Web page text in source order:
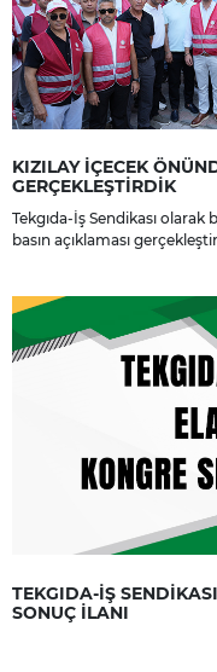
KIZILAY İÇECEK
GERÇEKLEŞTİRDİK
Tekgıda-İş Sendikası olarak
basın açıklaması
TEKGIDA-İŞ
SONUÇ İLANI